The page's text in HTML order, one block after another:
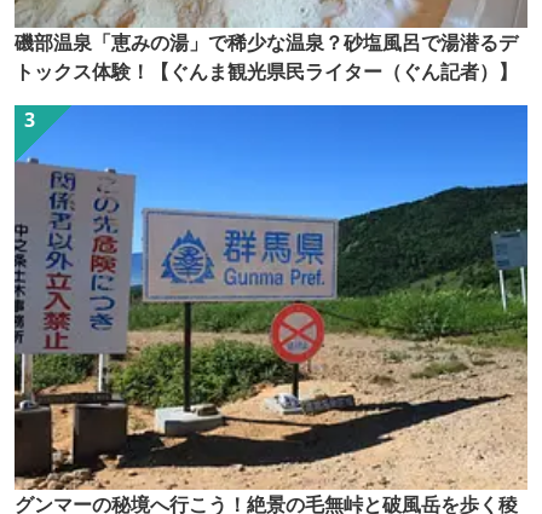
磯部温泉「恵みの湯」で稀少な温泉？砂塩風呂で湯潜るデ
トックス体験！【ぐんま観光県民ライター（ぐん記者）】
グンマーの秘境へ行こう！絶景の毛無峠と破風岳を歩く稜